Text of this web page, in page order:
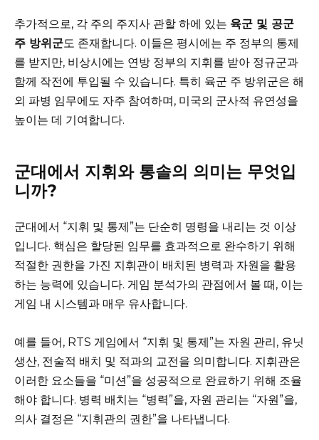
추가적으로, 각 주의 주지사 관할 하에 있는 육군 및 공군
주 방위군도 존재합니다. 이들은 평시에는 주 정부의 통제
를 받지만, 비상시에는 연방 정부의 지휘를 받아 정규군과
함께 작전에 투입될 수 있습니다. 특히 육군 주 방위군은 해
외 파병 임무에도 자주 참여하며, 미국의 군사적 유연성을
높이는 데 기여합니다.
군대에서 지휘와 통솔의 의미는 무엇입
니까?
군대에서 “지휘 및 통제”는 단순히 명령을 내리는 것 이상
입니다. 핵심은 할당된 임무를 효과적으로 완수하기 위해
적절한 권한을 가진 지휘관이 배치된 병력과 자원을 활용
하는 능력에 있습니다. 게임 분석가의 관점에서 볼 때, 이는
게임 내 시스템과 매우 유사합니다.
예를 들어, RTS 게임에서 “지휘 및 통제”는 자원 관리, 유닛
생산, 전술적 배치 및 적과의 교전을 의미합니다. 지휘관은
이러한 요소들을 “미션”을 성공적으로 완료하기 위해 조율
해야 합니다. 병력 배치는 “병력”을, 자원 관리는 “자원”을,
의사 결정은 “지휘관의 권한”을 나타냅니다.